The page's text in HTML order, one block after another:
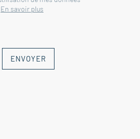
En savoir plus
ENVOYER